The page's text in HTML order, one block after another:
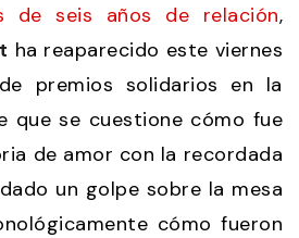
de seis años de relación,
ha reaparecido este viernes
premios solidarios en la
que se cuestione cómo fue
de amor con la recordada
un golpe sobre la mesa
cómo fueron